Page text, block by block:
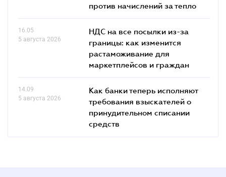
против начислений за тепло
16.05
5 августа 2026
НДС на все посылки из-за
границы: как изменится
растаможивание для
маркетплейсов и граждан
14.09
5 августа 2026
Как банки теперь исполняют
требования взыскателей о
принудительном списании
средств